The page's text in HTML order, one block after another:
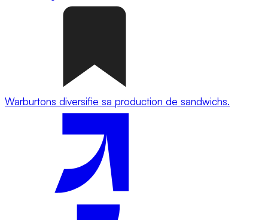
Warburtons diversifie sa production de sandwichs.